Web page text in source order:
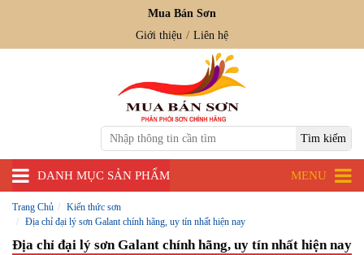
Mua Bán Sơn
Giới thiệu
Liên hệ
DANH MỤC SẢN PHẨM MENU
Trang Chủ
Kiến thức sơn
Địa chỉ đại lý sơn Galant chính hãng, uy tín nhất hiện nay
Địa chỉ đại lý sơn Galant chính hãng, uy tín nhất hiện nay